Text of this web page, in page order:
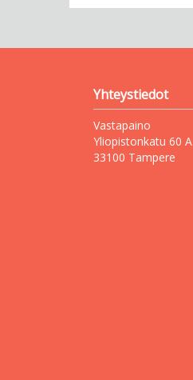
Yhteystiedot
Vastapaino
Yliopistonkatu 60 A
33100 Tampere